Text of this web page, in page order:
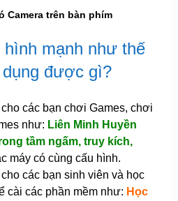
Camera trên bàn phím
mạnh như thế
được gì?
các bạn chơi Games, chơi
như: Liên Minh Huyền
tầm ngấm, truy kích,
máy có cùng cấu hình.
các bạn sinh viên và học
cài các phần mềm như: Học